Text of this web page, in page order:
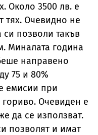
Около 3500 лв. е
тях. Очевидно не
позволи такъв
Миналата година
направено
75 и 80%
емисии при
Очевиден е
да се използват.
позволят и имат